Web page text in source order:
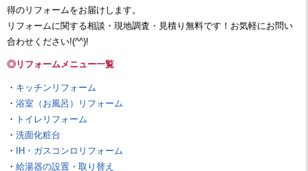
得のリフォームをお届けします。
リフォームに関する相談・現地調査・見積り無料です！お気軽にお問い
合わせください!(^^)!
◎リフォームメニュー一覧
・ キッチンリフォーム
・ 浴室（お風呂）リフォーム
・ トイレリフォーム
・ 洗面化粧台
・ IH・ガスコンロリフォーム
・ 給湯器の設置・取り替え